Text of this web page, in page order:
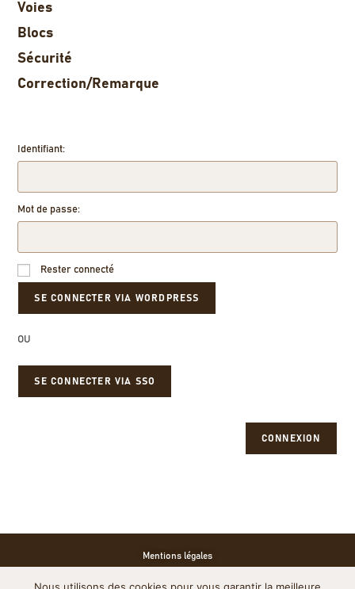
Voies
Blocs
Sécurité
Correction/Remarque
Identifiant:
Mot de passe:
Rester connecté
OU
SE CONNECTER VIA SSO
CONNEXION
Mentions légales